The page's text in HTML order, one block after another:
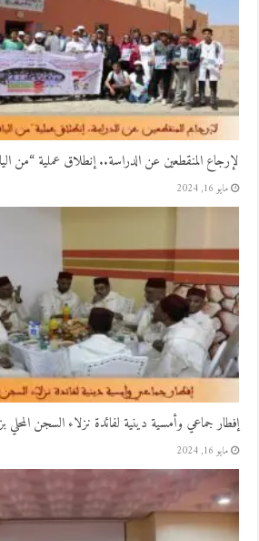
لإرجاع المنقطعين عن الدراسة.. إنطلاق عملية “من
مايو 16, 2024
إفطار جماعي وأمسية دينية لفائدة نزلاء السجن المحلي
مايو 16, 2024